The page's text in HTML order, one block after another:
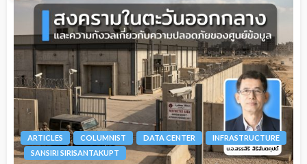
ARTICLES COLUMNIST DATA CENTER
INFRASTRUCTURE
SANSIRI SIRISANTAKUPT